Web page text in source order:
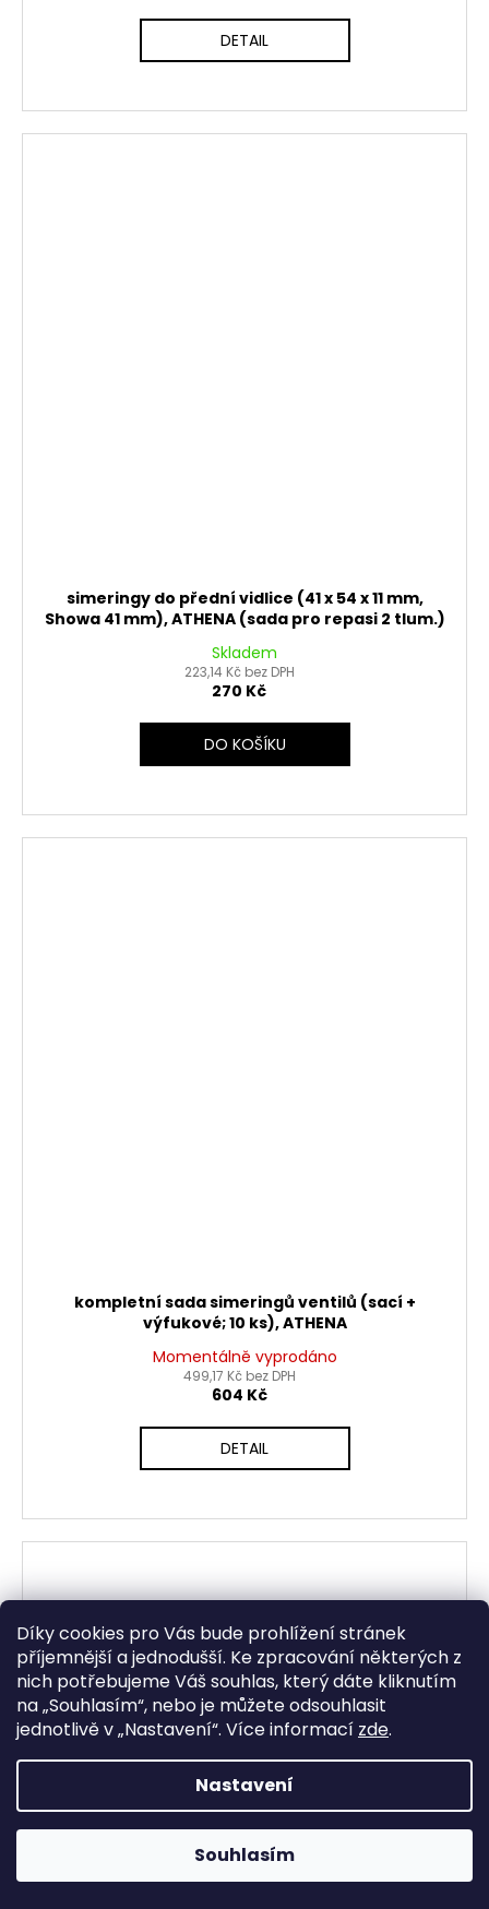
Díky cookies pro Vás bude prohlížení stránek
příjemnější a jednodušší. Ke zpracování některých z
nich potřebujeme Váš souhlas, který dáte kliknutím
na „Souhlasím“, nebo je můžete odsouhlasit
jednotlivě v „Nastavení“. Více informací zde.
Nastavení
Souhlasím
DETAIL
simeringy do přední vidlice (41 x 54 x 11 mm,
Showa 41 mm), ATHENA (sada pro repasi 2 tlum.)
Skladem
223,14 Kč bez DPH
270 Kč
DO KOŠÍKU
kompletní sada simeringů ventilů (sací +
výfukové; 10 ks), ATHENA
Momentálně vyprodáno
499,17 Kč bez DPH
604 Kč
DETAIL